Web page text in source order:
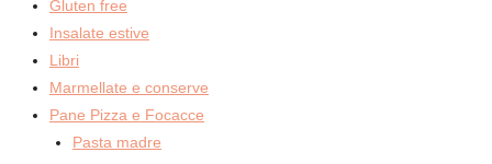
Gluten free
Insalate estive
Libri
Marmellate e conserve
Pane Pizza e Focacce
Pasta madre